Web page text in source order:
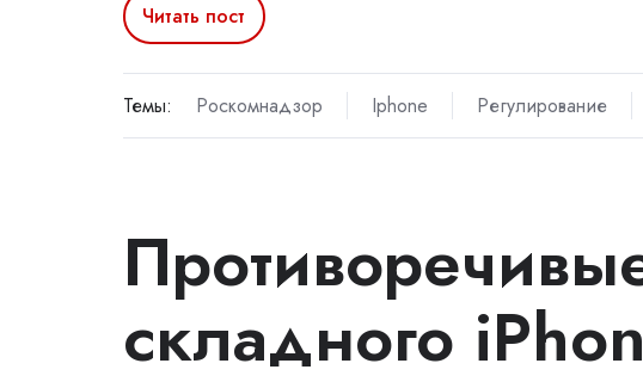
Читать пост
Темы: Роскомнадзор Iphone Регулирование
складного